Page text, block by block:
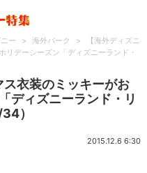
ー > 海外パーク >
【海外ディズニ
リデーシーズン「ディズニーランド・
ス衣装のミッキーがお
ディズニーランド・リ
）
2015.12.6 6:30